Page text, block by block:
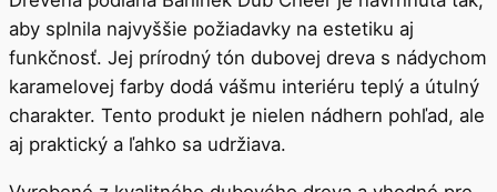
Detailnejší popis
Tabuľka
Drevená podlaha Barlinek Dub Cheer je navrhnutá tak,
aby splnila najvyššie požiadavky na estetiku aj
funkčnosť. Jej prírodný tón dubovej dreva s nádychom